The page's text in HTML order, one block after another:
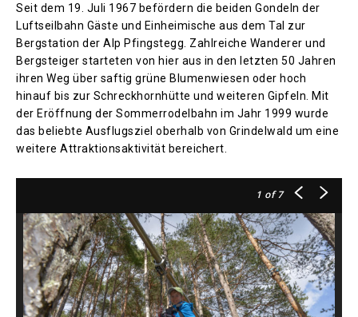
Seit dem 19. Juli 1967 befördern die beiden Gondeln der
Luftseilbahn Gäste und Einheimische aus dem Tal zur
Bergstation der Alp Pfingstegg. Zahlreiche Wanderer und
Bergsteiger starteten von hier aus in den letzten 50 Jahren
ihren Weg über saftig grüne Blumenwiesen oder hoch
hinauf bis zur Schreckhornhütte und weiteren Gipfeln. Mit
der Eröffnung der Sommerrodelbahn im Jahr 1999 wurde
das beliebte Ausflugsziel oberhalb von Grindelwald um eine
weitere Attraktionsaktivität bereichert.
1 of 7